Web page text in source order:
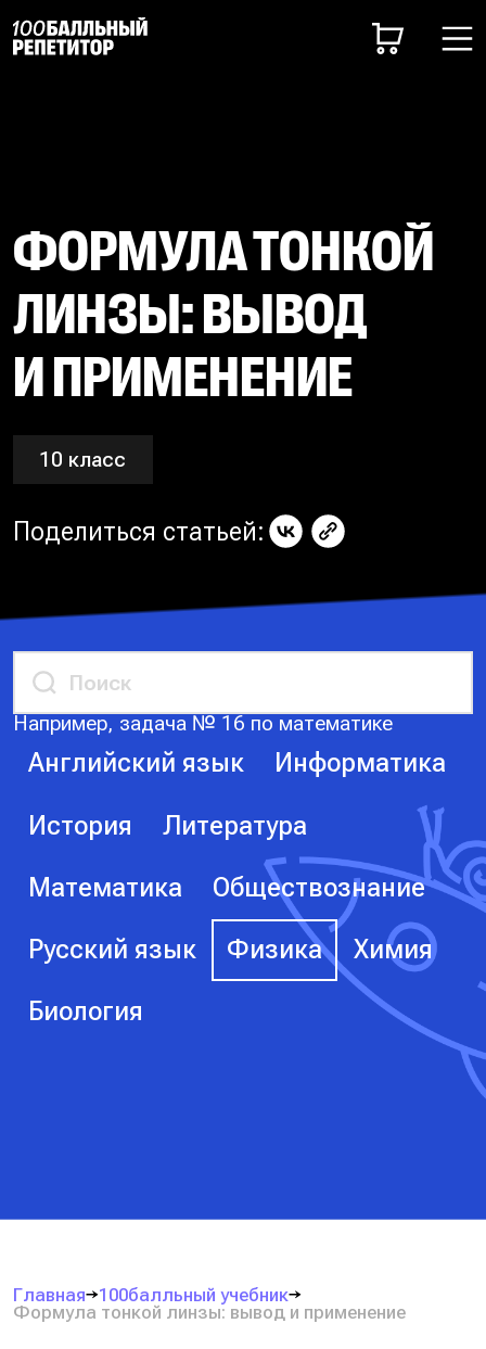
ФОРМУЛА ТОНКОЙ
ЛИНЗЫ: ВЫВОД
И ПРИМЕНЕНИЕ
10 класс
Поделиться статьей:
Например, задача № 16 по математике
Английский язык Информатика
История Литература
Математика Обществознание
Русский язык Физика Химия
Биология
Главная
100балльный учебник
Формула тонкой линзы: вывод и применение